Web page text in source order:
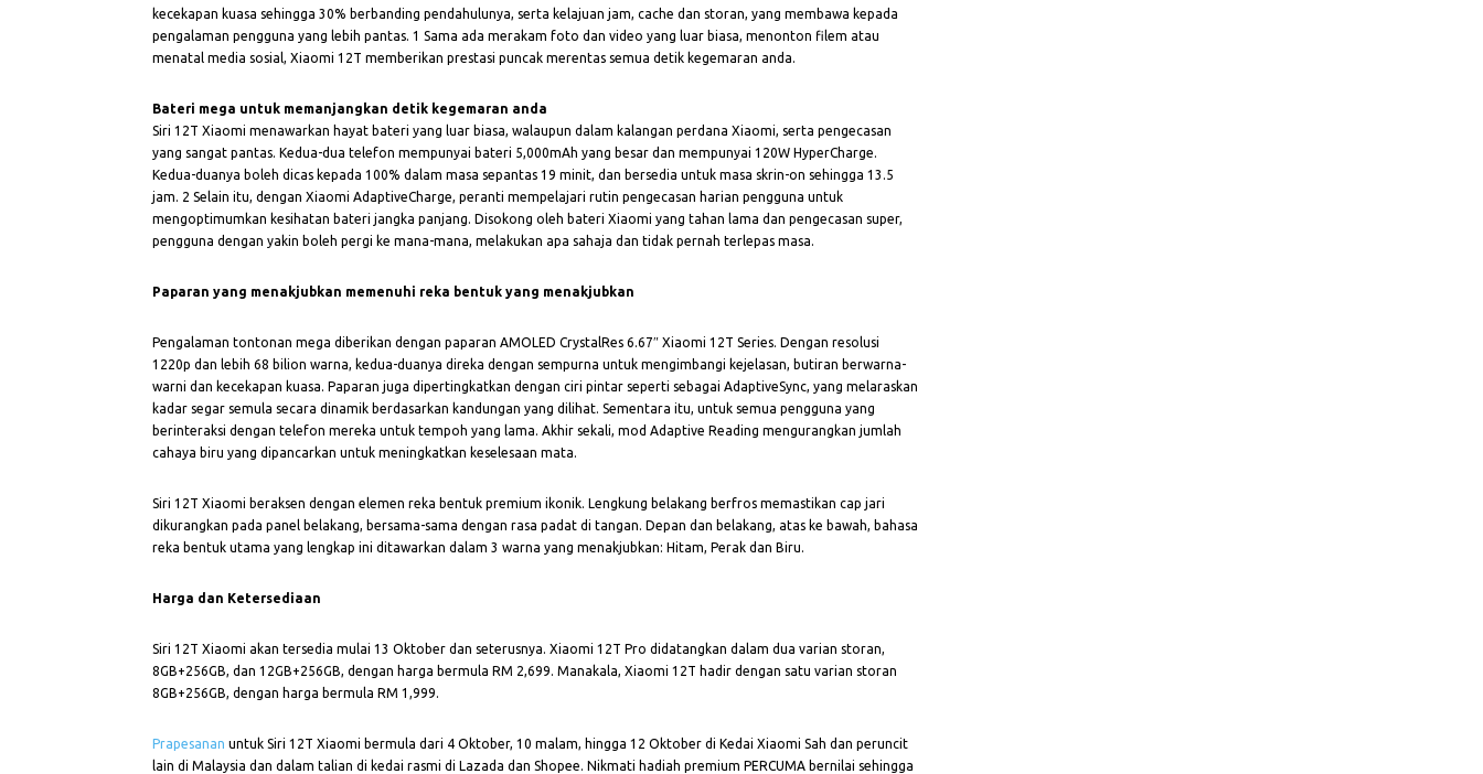
kecekapan kuasa sehingga 30% berbanding pendahulunya, serta kelajuan jam, cache dan storan, yang membawa kepada
pengalaman pengguna yang lebih pantas. 1 Sama ada merakam foto dan video yang luar biasa, menonton filem atau
menatal media sosial, Xiaomi 12T memberikan prestasi puncak merentas semua detik kegemaran anda.
Bateri mega untuk memanjangkan detik kegemaran anda
Siri 12T Xiaomi menawarkan hayat bateri yang luar biasa, walaupun dalam kalangan perdana Xiaomi, serta pengecasan
yang sangat pantas. Kedua-dua telefon mempunyai bateri 5,000mAh yang besar dan mempunyai 120W HyperCharge.
Kedua-duanya boleh dicas kepada 100% dalam masa sepantas 19 minit, dan bersedia untuk masa skrin-on sehingga 13.5
jam. 2 Selain itu, dengan Xiaomi AdaptiveCharge, peranti mempelajari rutin pengecasan harian pengguna untuk
mengoptimumkan kesihatan bateri jangka panjang. Disokong oleh bateri Xiaomi yang tahan lama dan pengecasan super,
pengguna dengan yakin boleh pergi ke mana-mana, melakukan apa sahaja dan tidak pernah terlepas masa.
Paparan yang menakjubkan memenuhi reka bentuk yang menakjubkan
Pengalaman tontonan mega diberikan dengan paparan AMOLED CrystalRes 6.67″ Xiaomi 12T Series. Dengan resolusi
1220p dan lebih 68 bilion warna, kedua-duanya direka dengan sempurna untuk mengimbangi kejelasan, butiran berwarna-
warni dan kecekapan kuasa. Paparan juga dipertingkatkan dengan ciri pintar seperti sebagai AdaptiveSync, yang melaraskan
kadar segar semula secara dinamik berdasarkan kandungan yang dilihat. Sementara itu, untuk semua pengguna yang
berinteraksi dengan telefon mereka untuk tempoh yang lama. Akhir sekali, mod Adaptive Reading mengurangkan jumlah
cahaya biru yang dipancarkan untuk meningkatkan keselesaan mata.
Siri 12T Xiaomi beraksen dengan elemen reka bentuk premium ikonik. Lengkung belakang berfros memastikan cap jari
dikurangkan pada panel belakang, bersama-sama dengan rasa padat di tangan. Depan dan belakang, atas ke bawah, bahasa
reka bentuk utama yang lengkap ini ditawarkan dalam 3 warna yang menakjubkan: Hitam, Perak dan Biru.
Harga dan Ketersediaan
Siri 12T Xiaomi akan tersedia mulai 13 Oktober dan seterusnya. Xiaomi 12T Pro didatangkan dalam dua varian storan,
8GB+256GB, dan 12GB+256GB, dengan harga bermula RM 2,699. Manakala, Xiaomi 12T hadir dengan satu varian storan
8GB+256GB, dengan harga bermula RM 1,999.
Prapesanan untuk Siri 12T Xiaomi bermula dari 4 Oktober, 10 malam, hingga 12 Oktober di Kedai Xiaomi Sah dan peruncit
lain di Malaysia dan dalam talian di kedai rasmi di Lazada dan Shopee. Nikmati hadiah premium PERCUMA bernilai sehingga